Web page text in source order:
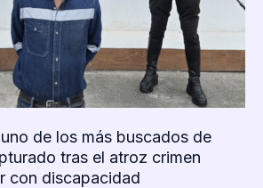
uno de los más buscados de
tras el atroz crimen
con discapacidad